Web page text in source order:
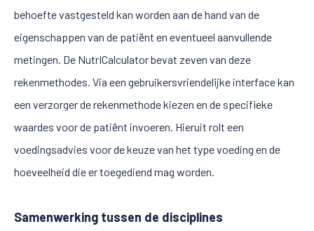
behoefte vastgesteld kan worden aan de hand van de
eigenschappen van de patiënt en eventueel aanvullende
metingen. De NutrICalculator bevat zeven van deze
rekenmethodes. Via een gebruikersvriendelijke interface kan
een verzorger de rekenmethode kiezen en de specifieke
waardes voor de patiënt invoeren. Hieruit rolt een
voedingsadvies voor de keuze van het type voeding en de
hoeveelheid die er toegediend mag worden.
Samenwerking tussen de disciplines